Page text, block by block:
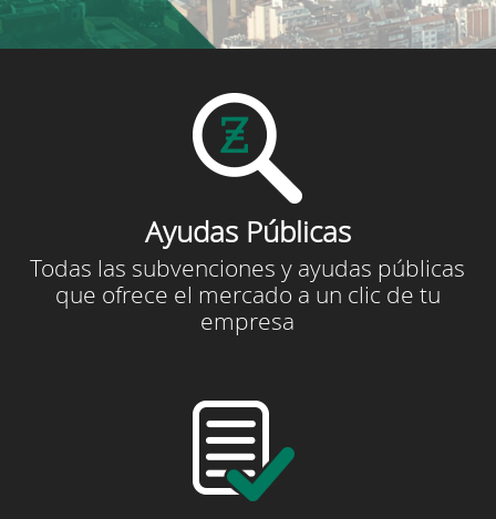
Ayudas Públicas
Todas las subvenciones y ayudas públicas
que ofrece el mercado a un clic de tu
empresa